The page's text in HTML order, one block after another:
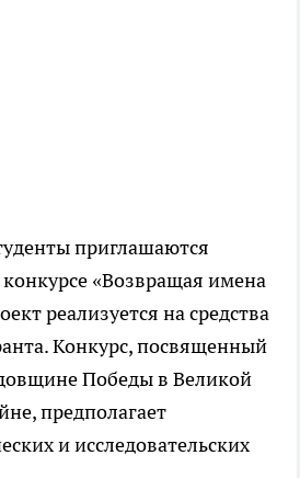
приглашаются
«Возвращая имена
реализуется на средства
Конкурс, посвященный
Победы в Великой
предполагает
и исследовательских